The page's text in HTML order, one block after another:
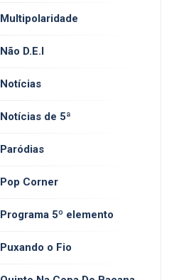
Multipolaridade
Não D.E.I
Notícias
Notícias de 5ª
Paródias
Pop Corner
Programa 5º elemento
Puxando o Fio